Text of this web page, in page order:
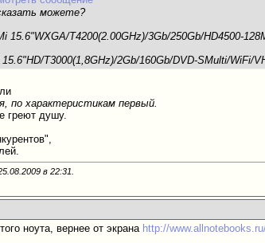
можете?
15.6"WXGA/T4200(2.00GHz)/3Gb/250Gb/HD4500-
T3000(1,8GHz)/2Gb/160Gb/DVD-SMulti/WiFi/
по характеристикам первый.
греют душу.
в22:31
ноута, вернее от экрана http://